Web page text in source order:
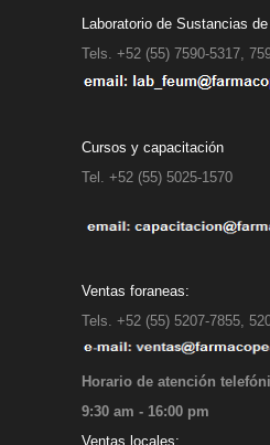
Laboratorio de Sustancias
Tels. +52 (55) 7590-5317,
Cursos y capacitación
Tel. +52 (55)
Ventas foraneas:
Tels. +52 (55) 5207-7855,
Horario de atención
9:30 am - 16:00 pm
Ventas locales: